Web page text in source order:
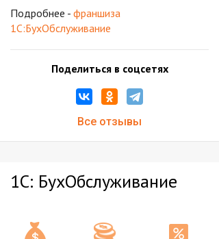
Подробнее - франшиза
1С:БухОбслуживание
Поделиться в соцсетях
Все отзывы
1С: БухОбслуживание